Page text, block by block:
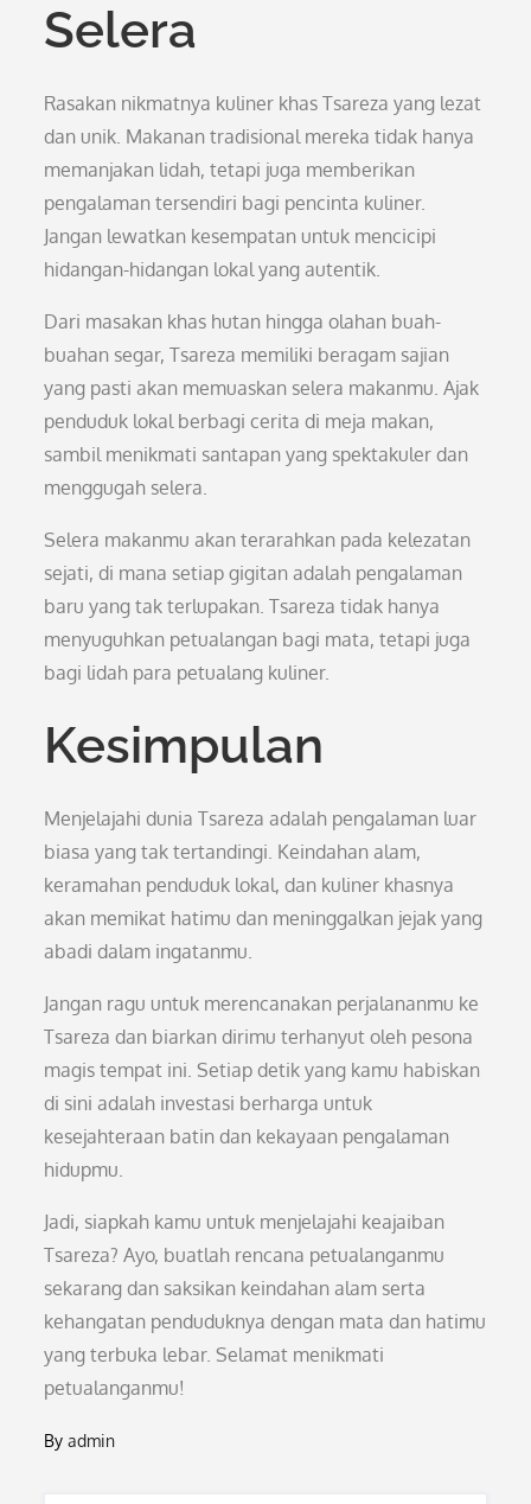
Selera
Rasakan nikmatnya kuliner khas Tsareza yang lezat
dan unik. Makanan tradisional mereka tidak hanya
memanjakan lidah, tetapi juga memberikan
pengalaman tersendiri bagi pencinta kuliner.
Jangan lewatkan kesempatan untuk mencicipi
hidangan-hidangan lokal yang autentik.
Dari masakan khas hutan hingga olahan buah-
buahan segar, Tsareza memiliki beragam sajian
yang pasti akan memuaskan selera makanmu. Ajak
penduduk lokal berbagi cerita di meja makan,
sambil menikmati santapan yang spektakuler dan
menggugah selera.
Selera makanmu akan terarahkan pada kelezatan
sejati, di mana setiap gigitan adalah pengalaman
baru yang tak terlupakan. Tsareza tidak hanya
menyuguhkan petualangan bagi mata, tetapi juga
bagi lidah para petualang kuliner.
Kesimpulan
Menjelajahi dunia Tsareza adalah pengalaman luar
biasa yang tak tertandingi. Keindahan alam,
keramahan penduduk lokal, dan kuliner khasnya
akan memikat hatimu dan meninggalkan jejak yang
abadi dalam ingatanmu.
Jangan ragu untuk merencanakan perjalananmu ke
Tsareza dan biarkan dirimu terhanyut oleh pesona
magis tempat ini. Setiap detik yang kamu habiskan
di sini adalah investasi berharga untuk
kesejahteraan batin dan kekayaan pengalaman
hidupmu.
Jadi, siapkah kamu untuk menjelajahi keajaiban
Tsareza? Ayo, buatlah rencana petualanganmu
sekarang dan saksikan keindahan alam serta
kehangatan penduduknya dengan mata dan hatimu
yang terbuka lebar. Selamat menikmati
petualanganmu!
Byadmin